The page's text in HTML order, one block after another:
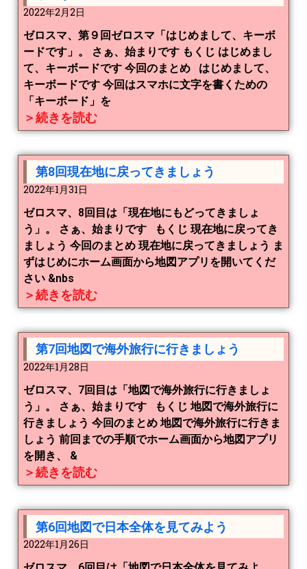
2022年2月2日
ゼロスマ、第９回ゼロスマ「はじめまして、キーボ
ードです」。 さぁ、始まりです もくじ はじめまし
て、キーボードです 今回のまとめ はじめまして、
キーボードです 今回はスマホに文字を書くための
「キーボード」を
＞続きを読む
第8回現在地に戻ってきましょう
2022年1月31日
ゼロスマ、8回目は「現在地にもどってきましょ
う」。 さぁ、始まりです もくじ 現在地に戻ってき
ましょう 今回のまとめ 現在地に戻ってきましょう ま
ずはじめにホーム画面から地図アプリを開いてくだ
さい &nbs
＞続きを読む
第7回地図で海外旅行に行きましょう
2022年1月28日
ゼロスマ、7回目は「地図で海外旅行に行きましょ
う」。 さぁ、始まりです もくじ 地図で海外旅行に
行きましょう 今回のまとめ 地図で海外旅行に行きま
しょう 前回までの手順でホーム画面から地図アプリ
を開き、 &
＞続きを読む
第6回地図で日本全体を見てみよう
2022年1月26日